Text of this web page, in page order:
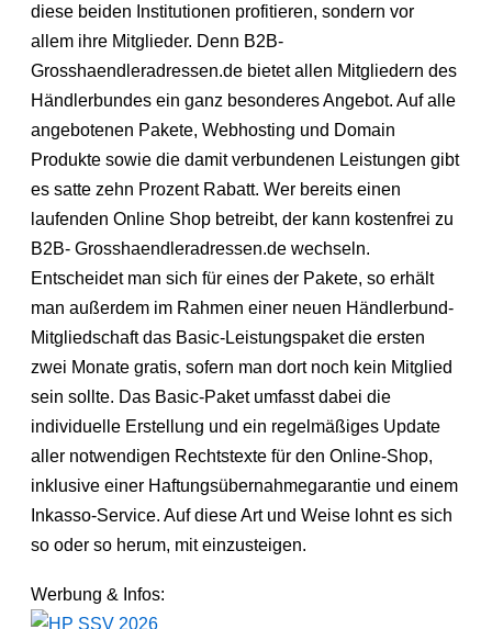
diese beiden Institutionen profitieren, sondern vor
allem ihre Mitglieder. Denn B2B-
Grosshaendleradressen.de bietet allen Mitgliedern des
Händlerbundes ein ganz besonderes Angebot. Auf alle
angebotenen Pakete, Webhosting und Domain
Produkte sowie die damit verbundenen Leistungen gibt
es satte zehn Prozent Rabatt. Wer bereits einen
laufenden Online Shop betreibt, der kann kostenfrei zu
B2B- Grosshaendleradressen.de wechseln.
Entscheidet man sich für eines der Pakete, so erhält
man außerdem im Rahmen einer neuen Händlerbund-
Mitgliedschaft das Basic-Leistungspaket die ersten
zwei Monate gratis, sofern man dort noch kein Mitglied
sein sollte. Das Basic-Paket umfasst dabei die
individuelle Erstellung und ein regelmäßiges Update
aller notwendigen Rechtstexte für den Online-Shop,
inklusive einer Haftungsübernahmegarantie und einem
Inkasso-Service. Auf diese Art und Weise lohnt es sich
so oder so herum, mit einzusteigen.
Werbung & Infos: